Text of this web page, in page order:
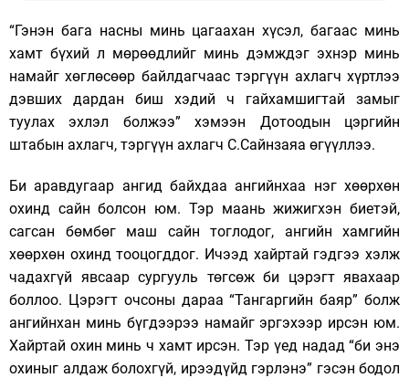
“Гэнэн бага насны минь цагаахан хүсэл, багаас минь
хамт бүхий л мөрөөдлийг минь дэмждэг эхнэр минь
намайг хөглөсөөр байлдагчаас тэргүүн ахлагч хүртлээ
дэвших дардан биш хэдий ч гайхамшигтай замыг
туулах эхлэл болжээ” хэмээн Дотоодын цэргийн
штабын ахлагч, тэргүүн ахлагч С.Сайнзаяа өгүүллээ.
Би аравдугаар ангид байхдаа ангийнхаа нэг хөөрхөн
охинд сайн болсон юм. Тэр маань жижигхэн биетэй,
сагсан бөмбөг маш сайн тоглодог, ангийн хамгийн
хөөрхөн охинд тооцогддог. Ичээд хайртай гэдгээ хэлж
чадахгүй явсаар сургууль төгсөж би цэрэгт явахаар
боллоо. Цэрэгт очсоны дараа “Тангаргийн баяр” болж
ангийнхан минь бүгдээрээ намайг эргэхээр ирсэн юм.
Хайртай охин минь ч хамт ирсэн. Тэр үед надад “би энэ
охиныг алдаж болохгүй, ирээдүйд гэрлэнэ” гэсэн бодол